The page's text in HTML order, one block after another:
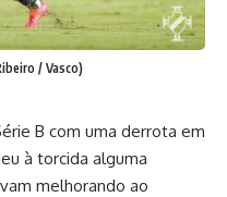
/ Vasco)
B com uma derrota em
à torcida alguma
melhorando ao